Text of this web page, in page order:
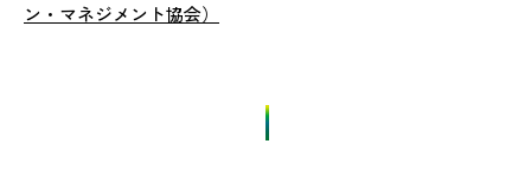
ン・マネジメント協会）